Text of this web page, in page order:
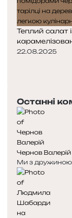
Теплий салат
22.08.2025
р
е
д
н
я
с
т
о
р
і
н
к
т
у
п
н
а
с
т
о
р
і
н
к
Останні
Чернов Валерій
Ми з дружиною